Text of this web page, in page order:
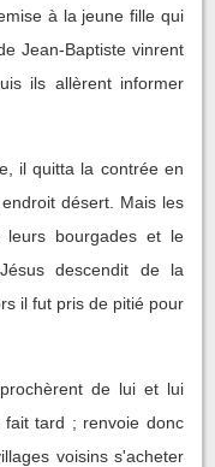
à la jeune fille qui
Jean-Baptiste vinrent
ils allèrent informer
il quitta la contrée en
désert. Mais les
bourgades et le
descendit de la
il fut pris de pitié pour
de lui et lui
tard ; renvoie donc
voisins s'acheter